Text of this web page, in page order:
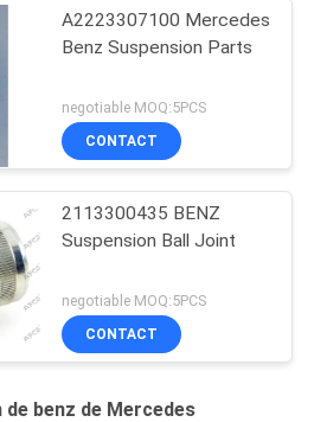
A2223307100 Mercedes
Benz Suspension Parts
negotiable MOQ:5PCS
CONTACT
2113300435 BENZ
Suspension Ball Joint
negotiable MOQ:5PCS
CONTACT
benz de Mercedes